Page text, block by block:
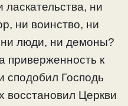
ни
ни воинство, ни
люди, ни демоны?
приверженность к
сподобил Господь
восстановил Церкви